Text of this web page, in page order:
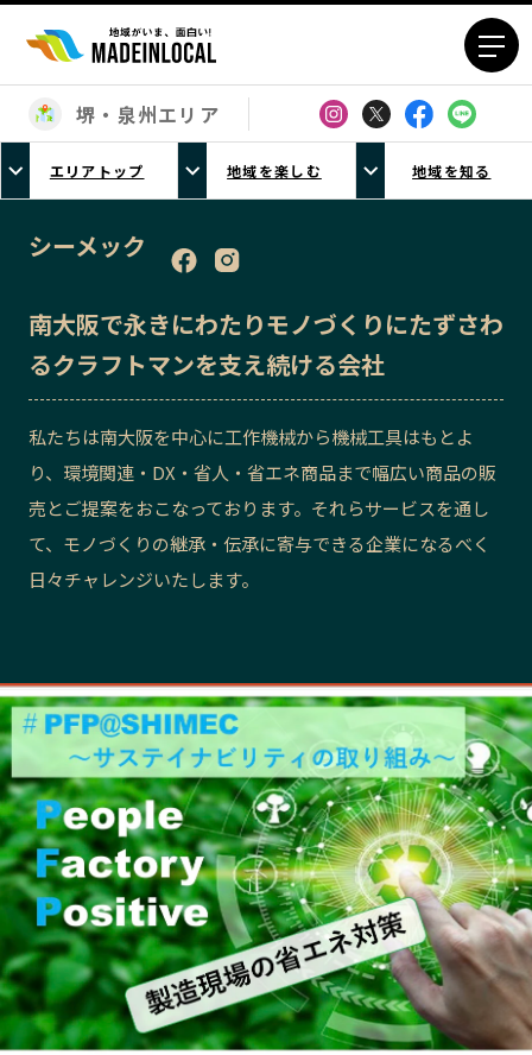
エリアから探す
北海道エリア
青森エリア
岩手エリア
栃木エリア
群馬エリア
埼玉エリア
千葉エリア
神奈川エリア
新潟エリア
富山エリア
石川エリア
北摂エリア
堺・泉州エリア
河内エリア
兵庫エリア
奈良エリア
和歌山エリア
鳥取エリア
島根エリア
岡山エリア
広島エリア
山口エリア
徳島エリア
香川エリア
愛媛エリア
高知エリア
福岡エリア
佐賀エリア
長崎エリア
熊本エリア
大分エリア
堺・泉州エリア
エリアトップ 地域を楽しむ 地域を知る
シーメック
南大阪で永きにわたりモノづくりにたずさわ
るクラフトマンを支え続ける会社
私たちは南大阪を中心に工作機械から機械工具はもとよ
り、環境関連・DX・省人・省エネ商品まで幅広い商品の販
売とご提案をおこなっております。それらサービスを通し
て、モノづくりの継承・伝承に寄与できる企業になるべく
日々チャレンジいたします。